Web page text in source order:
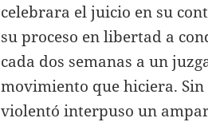
celebrara el juicio en su
su proceso en libertad a
cada dos semanas a un
movimiento que hiciera.
violentó interpuso un